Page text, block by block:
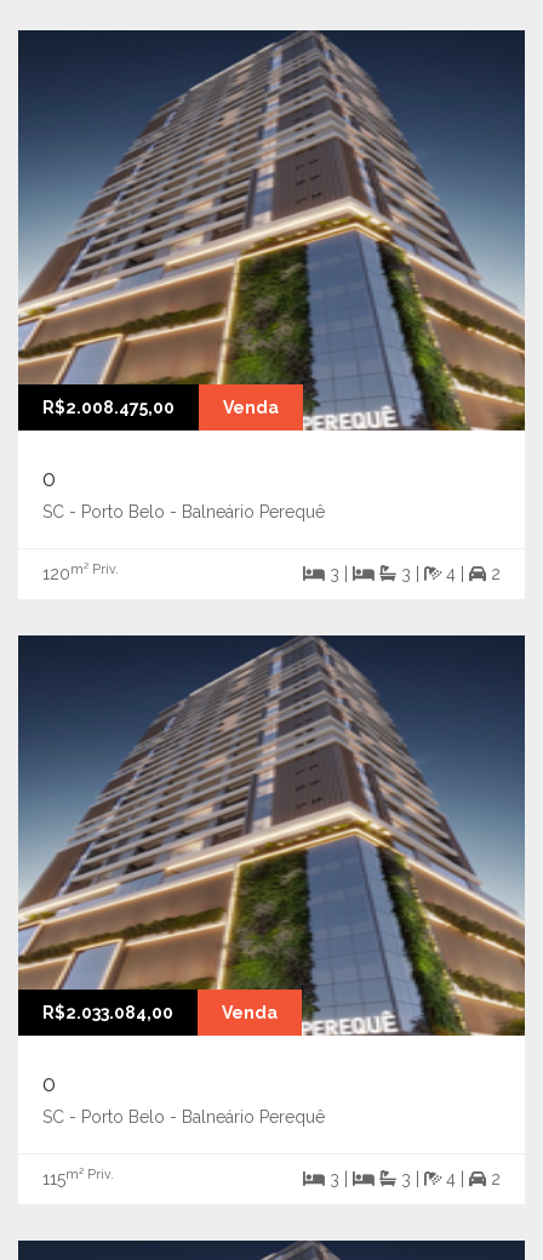
R$2.008.475,00 Venda
0
SC - Porto Belo - Balneário Perequê
120m² Priv. 3 | 3 | 4 | 2
R$2.033.084,00 Venda
0
SC - Porto Belo - Balneário Perequê
115m² Priv. 3 | 3 | 4 | 2